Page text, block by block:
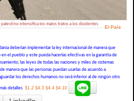
palestino intensifica los malos tratos a los disidentes
El País
deberían implementar la ley internacional de manera que
el pueblo y este pueda hacerlas efectivas en la garantía de
las leyes de todas las naciones y miles de sistemas
manera que las personas puedan usarlas de acuerdo a
los derechos humanos no será inferior al de ningún otro
detalles. §1.2 §4.3 §4.4 §4.10